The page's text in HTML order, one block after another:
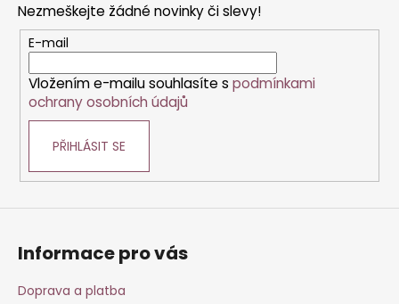
p
r
v
k
y
u
Nezmeškejte žádné novinky či slevy!
E-mail
Vložením e-mailu souhlasíte s podmínkami
ochrany osobních údajů
PŘIHLÁSIT SE
Informace pro vás
Doprava a platba